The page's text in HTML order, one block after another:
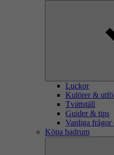
Luckor
Kulörer &
Tvättställ
Guider & tips
Vanliga frågor
Köpa badrum